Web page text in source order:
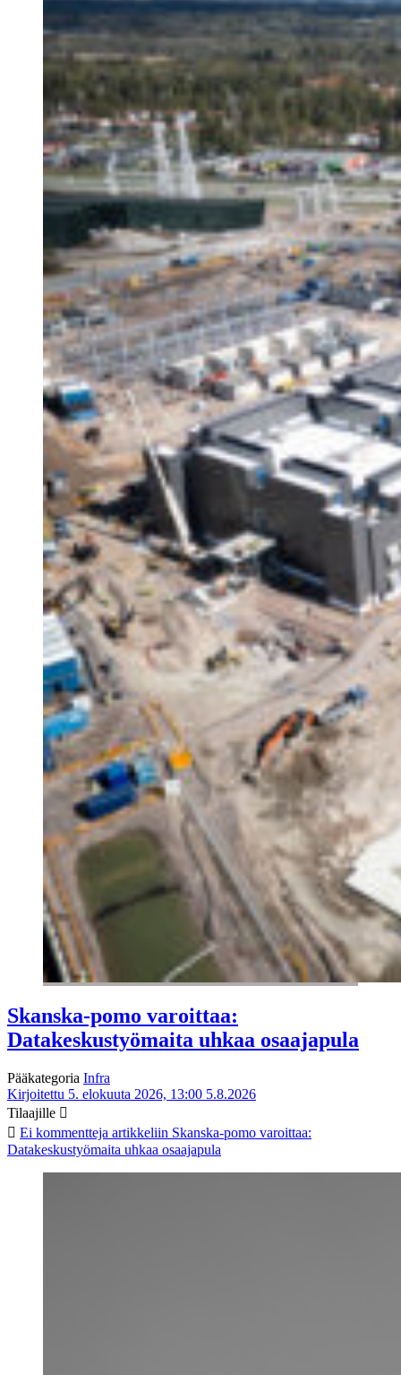
Skanska-pomo varoittaa:
Datakeskustyömaita uhkaa osaajapula
Pääkategoria Infra
Kirjoitettu 5. elokuuta 2026, 13:00 5.8.2026
Tilaajille
Ei kommentteja artikkeliin Skanska-pomo varoittaa:
Datakeskustyömaita uhkaa osaajapula